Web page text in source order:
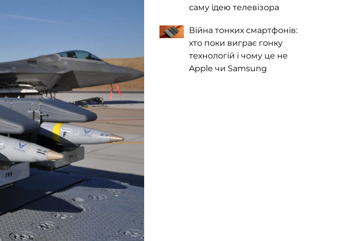
саму ідею телевізора
Війна тонких смартфонів:
хто поки виграє гонку
технологій і чому це не
Apple чи Samsung